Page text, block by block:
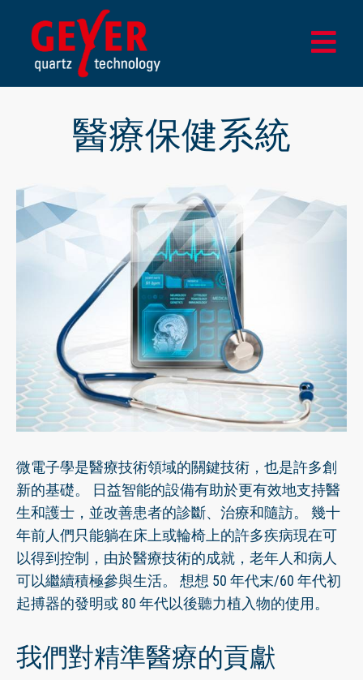
content
商店
繁體中文
醫療保健系統
微電子學是醫療技術領域的關鍵技術，也是許多創
新的基礎。 日益智能的設備有助於更有效地支持醫
生和護士，並改善患者的診斷、治療和隨訪。 幾十
年前人們只能躺在床上或輪椅上的許多疾病現在可
以得到控制，由於醫療技術的成就，老年人和病人
可以繼續積極參與生活。 想想 50 年代末/60 年代初
起搏器的發明或 80 年代以後聽力植入物的使用。
我們對精準醫療的貢獻